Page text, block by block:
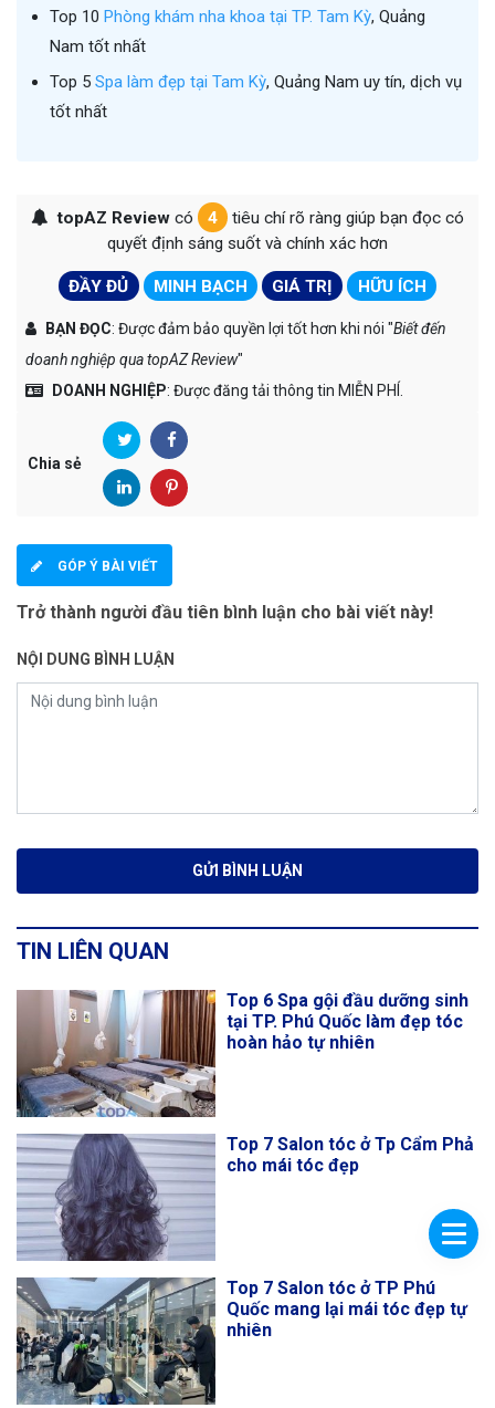
Top 10 Phòng khám nha khoa tại TP. Tam Kỳ, Quảng
Nam tốt nhất
Top 5 Spa làm đẹp tại Tam Kỳ, Quảng Nam uy tín, dịch vụ
tốt nhất
topAZ Reviewcó 4
tiêu chí rõ ràng giúp bạn đọc có
quyết định sáng suốt và chính xác hơn
ĐẦY ĐỦ MINH BẠCH GIÁ TRỊ HỮU ÍCH
BẠN ĐỌC: Được đảm bảo quyền lợi tốt hơn khi nói "Biết đến
doanh nghiệp qua topAZ Review"
DOANH NGHIỆP: Được đăng tải thông tin MIỄN PHÍ.
Chia sẻ
GÓP Ý BÀI VIẾT
Trở thành người đầu tiên bình luận cho bài viết này!
NỘI DUNG BÌNH LUẬN
TIN LIÊN QUAN
Top 6 Spa gội đầu dưỡng sinh
tại TP. Phú Quốc làm đẹp tóc
hoàn hảo tự nhiên
Top 7 Salon tóc ở Tp Cẩm Phả
cho mái tóc đẹp
Top 7 Salon tóc ở TP Phú
Quốc mang lại mái tóc đẹp tự
nhiên